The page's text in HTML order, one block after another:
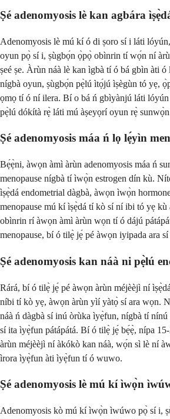
Ṣé adenomyosis lè kan agbára
Adenomyosis lè mú kí ó di ṣoro sí i láti
oyun pọ̀ sí i, ṣùgbọ́n ọ̀pọ̀ obìnrin tí wọ́n ní
ṣeé ṣe. Àrùn náà lè kan ìgbà tí ó bá gbìn àti
nígbà oyun, ṣùgbọ́n pẹ̀lú ìtọ́jú ìṣègùn tó yẹ,
ọmọ tí ó ní ilera. Bí o bá ń gbìyànjú láti lóyún
pẹ̀lú dókítà rẹ̀ láti mú àṣeyọrí oyun rẹ̀
Ṣé adenomyosis máa ń lọ lẹ́yìn
Bẹ́ẹ̀ni, àwọn àmì àrùn adenomyosis máa ń
menopause nígbà tí ìwọ̀n estrogen dín kù.
ìṣẹ̀dá endometrial dàgbà, àwọn ìwọ̀n
menopause mú kí ìṣẹ̀dá tí kò sí ní ibi tó yẹ
obìnrin rí àwọn àmì àrùn wọn tí ó dájú
menopause, bí ó tilẹ̀ jẹ́ pé àwọn iyipada ara
Ṣé adenomyosis kan náà ni pẹ̀lú
Rárá, bí ó tilẹ̀ jẹ́ pé àwọn àrùn méjèèjì ní
níbi tí kò yẹ, àwọn àrùn yìí yàtọ̀ sí ara wọn.
náà ń dàgbà sí inú òrùka ìyẹ̀fun, nígbà tí nínú
sí ita ìyẹ̀fun pátápátá. Bí ó tilẹ̀ jẹ́ bẹ́ẹ̀, nípa
àrùn méjèèjì ní àkókò kan náà, wọ́n sì lè ní
ìrora ìyẹ̀fun àti ìyẹ̀fun tí ó wuwo.
Ṣé adenomyosis lè mú kí ìwọ̀n
Adenomyosis kò mú kí ìwọ̀n ìwúwo pọ̀ sí i,